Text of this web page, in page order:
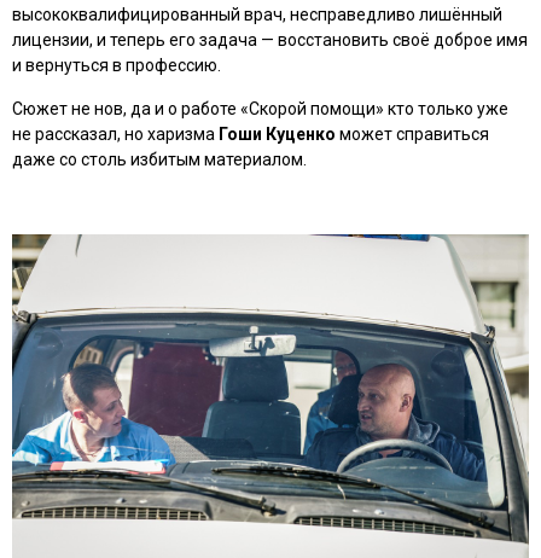
высококвалифицированный врач, несправедливо лишённый
лицензии, и теперь его задача — восстановить своё доброе имя
и вернуться в профессию.
Сюжет не нов, да и о работе «Скорой помощи» кто только уже
не рассказал, но харизма Гоши Куценко может справиться
даже со столь избитым материалом.